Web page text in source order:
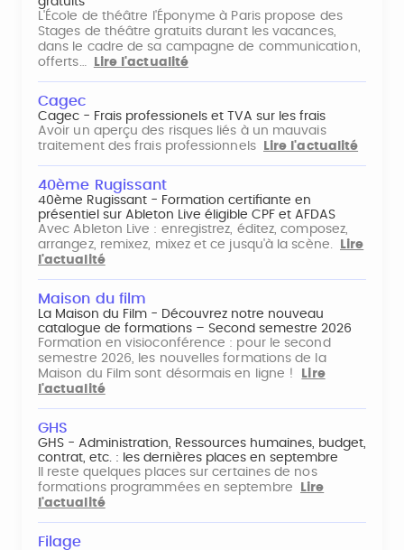
L'École de théâtre l'Éponyme à Paris propose des
Stages de théâtre gratuits durant les vacances,
dans le cadre de sa campagne de communication,
offerts…
Lire l'actualité
Cagec
Cagec - Frais professionels et TVA sur les frais
Avoir un aperçu des risques liés à un mauvais
traitement des frais professionnels
Lire l'actualité
40ème Rugissant
40ème Rugissant - Formation certifiante en
présentiel sur Ableton Live éligible CPF et AFDAS
Avec Ableton Live : enregistrez, éditez, composez,
arrangez, remixez, mixez et ce jusqu'à la scène.
Lire
l'actualité
Maison du film
La Maison du Film - Découvrez notre nouveau
catalogue de formations – Second semestre 2026
Formation en visioconférence : pour le second
semestre 2026, les nouvelles formations de la
Maison du Film sont désormais en ligne !
Lire
l'actualité
GHS
GHS - Administration, Ressources humaines, budget,
contrat, etc. : les dernières places en septembre
Il reste quelques places sur certaines de nos
formations programmées en septembre
Lire
l'actualité
Filage